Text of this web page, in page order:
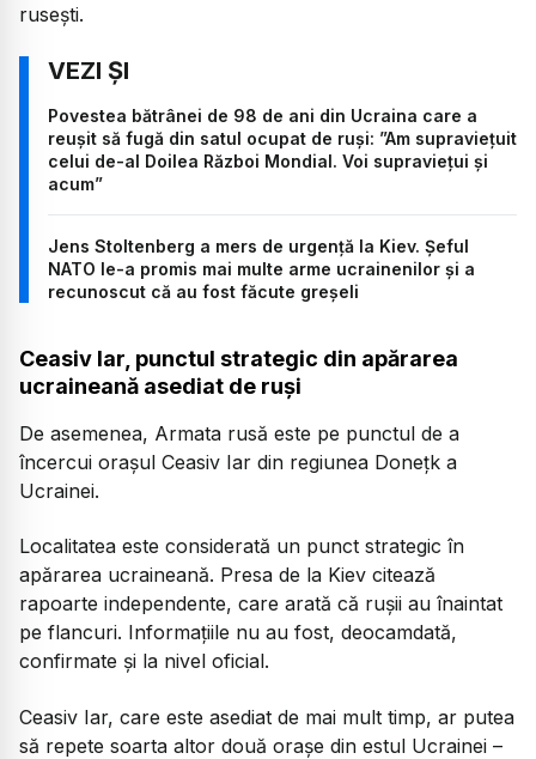
rusești.
Povestea bătrânei de 98 de ani din Ucraina care a
reușit să fugă din satul ocupat de ruși: ”Am supraviețuit
celui de-al Doilea Război Mondial. Voi supraviețui și
acum”
Jens Stoltenberg a mers de urgență la Kiev. Șeful
NATO le-a promis mai multe arme ucrainenilor și a
recunoscut că au fost făcute greșeli
Ceasiv Iar, punctul strategic din apărarea
ucraineană asediat de ruși
De asemenea, Armata rusă este pe punctul de a
încercui orașul Ceasiv Iar din regiunea Donețk a
Ucrainei.
Localitatea este considerată un punct strategic în
apărarea ucraineană. Presa de la Kiev citează
rapoarte independente, care arată că rușii au înaintat
pe flancuri. Informațiile nu au fost, deocamdată,
confirmate și la nivel oficial.
Ceasiv Iar, care este asediat de mai mult timp, ar putea
să repete soarta altor două orașe din estul Ucrainei –